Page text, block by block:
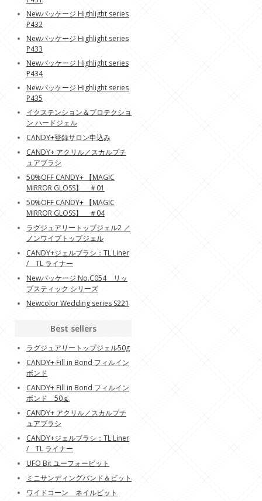
Newパッケージ Highlight series
P432
Newパッケージ Highlight series
P433
Newパッケージ Highlight series
P434
Newパッケージ Highlight series
P435
イクステンション＆プロテクショ
ン ハードジェル
CANDY+登録サロン申込み
CANDY+ アクリル／スカルプチ
ュアブラシ
50%OFF CANDY+ 【MAGIC
MIRROR GLOSS】 ＃01
50%OFF CANDY+ 【MAGIC
MIRROR GLOSS】 ＃04
ラグジュアリートップジェル2 ／
ノンワイプトップジェル
CANDY+ジェルブラシ：TL Liner
/ TL ライナー
Newパッケージ No.C054 リッ
プスティック シリーズ
Newcolor Wedding series S221
Best sellers
ラグジュアリートップジェル50g
CANDY+ Fill in Bond フィルイン
ボンド
CANDY+ Fill in Bond フィルイン
ボンド 50ｇ
CANDY+ アクリル／スカルプチ
ュアブラシ
CANDY+ジェルブラシ：TL Liner
/ TL ライナー
UFO Bit ユーフォービット
ミニサンディングバンド＆ビット
ワイドコーン ネイルビット